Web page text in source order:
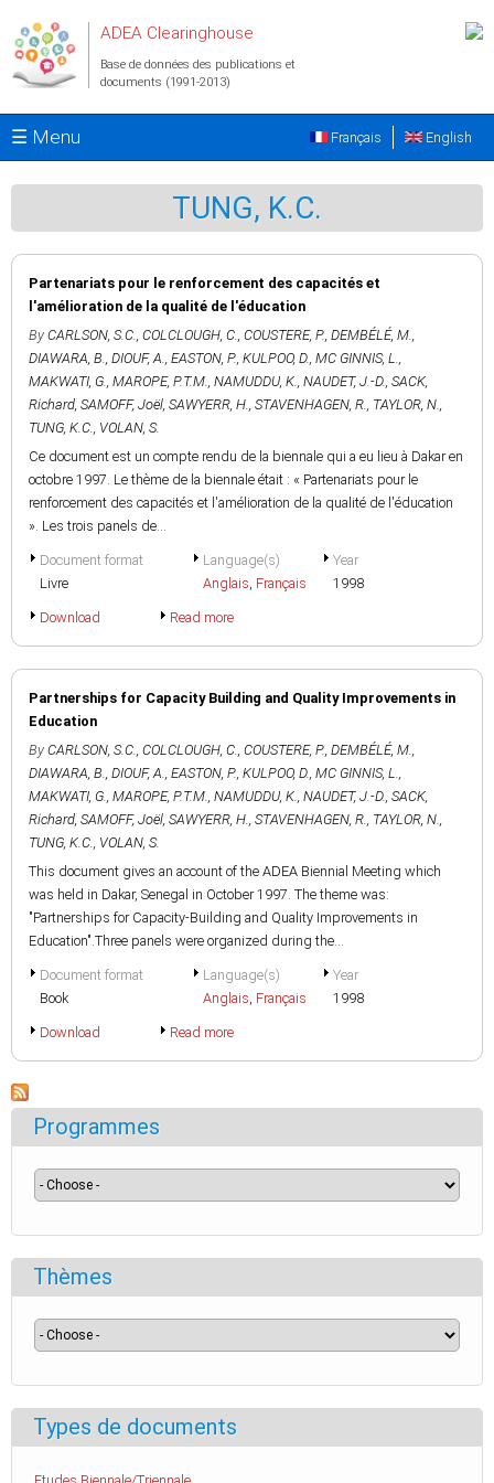
ADEA Clearinghouse
Base de données des publications et
documents (1991-2013)
☰ Menu English
Français
TUNG, K.C.
Partenariats pour le renforcement des capacités et
l'amélioration de la qualité de l'éducation
By CARLSON, S.C., COLCLOUGH, C., COUSTERE, P., DEMBÉLÉ, M.,
DIAWARA, B., DIOUF, A., EASTON, P., KULPOO, D., MC GINNIS, L.,
MAKWATI, G., MAROPE, P.T.M., NAMUDDU, K., NAUDET, J.-D., SACK,
Richard, SAMOFF, Joël, SAWYERR, H., STAVENHAGEN, R., TAYLOR, N.,
TUNG, K.C., VOLAN, S.
Ce document est un compte rendu de la biennale qui a eu lieu à Dakar en
octobre 1997. Le thème de la biennale était : « Partenariats pour le
renforcement des capacités et l'amélioration de la qualité de l'éducation
». Les trois panels de...
Document format
Livre
Language(s)
Anglais, Français
Year
1998
Download Read more
Partnerships for Capacity Building and Quality Improvements in
Education
By CARLSON, S.C., COLCLOUGH, C., COUSTERE, P., DEMBÉLÉ, M.,
DIAWARA, B., DIOUF, A., EASTON, P., KULPOO, D., MC GINNIS, L.,
MAKWATI, G., MAROPE, P.T.M., NAMUDDU, K., NAUDET, J.-D., SACK,
Richard, SAMOFF, Joël, SAWYERR, H., STAVENHAGEN, R., TAYLOR, N.,
TUNG, K.C., VOLAN, S.
This document gives an account of the ADEA Biennial Meeting which
was held in Dakar, Senegal in October 1997. The theme was:
"Partnerships for Capacity-Building and Quality Improvements in
Education".Three panels were organized during the...
Document format
Book
Language(s)
Anglais, Français
Year
1998
Download Read more
Programmes
Thèmes
Types de documents